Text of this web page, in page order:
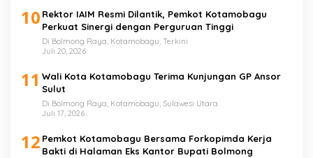
10 Rektor IAIM Resmi Dilantik, Pemkot Kotamobagu
Perkuat Sinergi dengan Perguruan Tinggi
Di Bolmong Raya, Kotamobagu, Terkini
Juli 20, 2026
11 Wali Kota Kotamobagu Terima Kunjungan GP Ansor
Sulut
Di Bolmong Raya, Kotamobagu, Sulawesi Utara
Juli 17, 2026
12 Pemkot Kotamobagu Bersama Forkopimda Kerja
Bakti di Halaman Eks Kantor Bupati Bolmong